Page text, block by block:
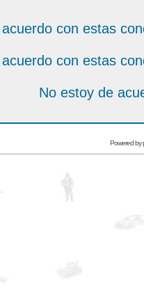
con estas
con estas
No estoy de
Powered by